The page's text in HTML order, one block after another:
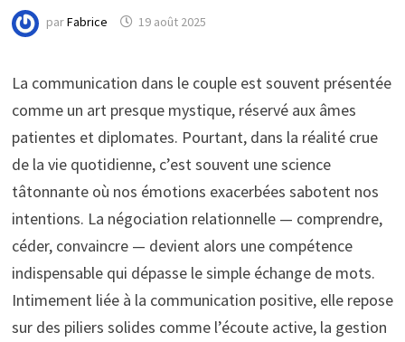
parFabrice 19 août 2025
La communication dans le couple est souvent présentée
comme un art presque mystique, réservé aux âmes
patientes et diplomates. Pourtant, dans la réalité crue
de la vie quotidienne, c’est souvent une science
tâtonnante où nos émotions exacerbées sabotent nos
intentions. La négociation relationnelle — comprendre,
céder, convaincre — devient alors une compétence
indispensable qui dépasse le simple échange de mots.
Intimement liée à la communication positive, elle repose
sur des piliers solides comme l’écoute active, la gestion